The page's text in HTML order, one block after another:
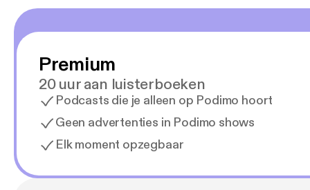
Premium
20 uur aan luisterboeken
Podcasts die je alleen op Podimo hoort
Geen advertenties in Podimo shows
Elk moment opzegbaar